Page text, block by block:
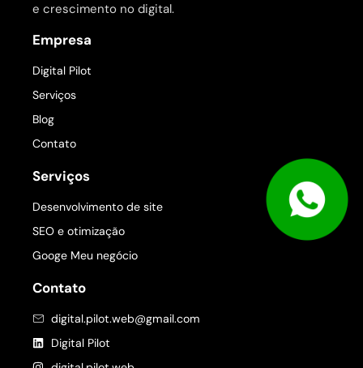
e crescimento no digital.
Empresa
Digital Pilot
Serviços
Blog
Contato
Serviços
Desenvolvimento de site
SEO e otimização
Googe Meu negócio
Contato
digital.pilot.web@gmail.com
Digital Pilot